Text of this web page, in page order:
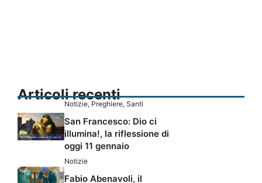
Articoli recenti
Notizie, Preghiere, Santi
San Francesco: Dio ci
illumina!, la riflessione di
oggi 11 gennaio
Notizie
Fabio Abenavoli, il